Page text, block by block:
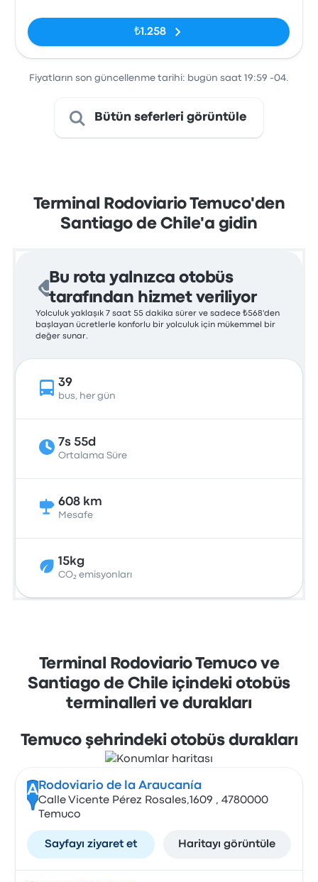
₺1.258
Fiyatların son güncellenme tarihi: bugün saat 19:59 -04.
Bütün seferleri görüntüle
Terminal Rodoviario Temuco'den
Santiago de Chile'a gidin
Bu rota yalnızca otobüs
tarafından hizmet veriliyor
Yolculuk yaklaşık 7 saat 55 dakika sürer ve sadece ₺568'den
başlayan ücretlerle konforlu bir yolculuk için mükemmel bir
değer sunar.
39
bus, her gün
7s 55d
Ortalama Süre
608 km
Mesafe
15kg
CO₂ emisyonları
Terminal Rodoviario Temuco ve
Santiago de Chile içindeki otobüs
terminalleri ve durakları
Temuco şehrindeki otobüs durakları
A Rodoviario de la Araucanía
Calle Vicente Pérez Rosales,1609 , 4780000
Temuco
Sayfayı ziyaret et Haritayı görüntüle